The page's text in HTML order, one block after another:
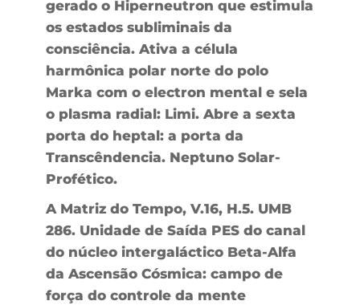
gerado o Hiperneutron que estimula
os estados subliminais da
consciência. Ativa a célula
harmônica polar norte do polo
Marka com o electron mental e sela
o plasma radial: Limi. Abre a sexta
porta do heptal: a porta da
Transcêndencia. Neptuno Solar-
Profético.
A Matriz do Tempo, V.16, H.5. UMB
286. Unidade de Saída PES do canal
do núcleo intergaláctico Beta-Alfa
da Ascensão Cósmica: campo de
força do controle da mente